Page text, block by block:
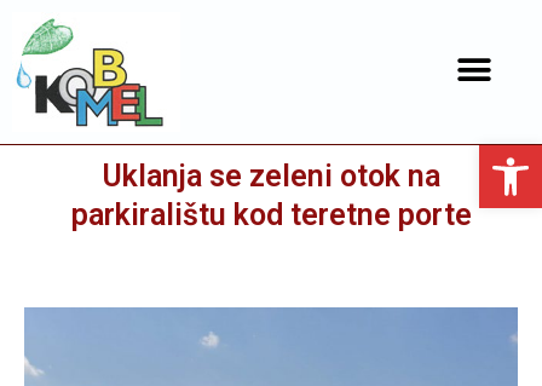
Open toolbar
Uklanja se zeleni otok na
parkiralištu kod teretne porte